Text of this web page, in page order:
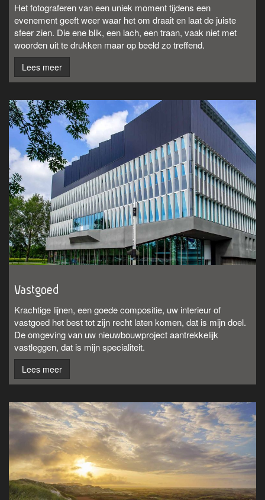
Het fotograferen van een uniek moment tijdens een
evenement geeft weer waar het om draait en laat de juiste
sfeer zien. Die ene blik, een lach, een traan, vaak niet met
woorden uit te drukken maar op beeld zo treffend.
Lees meer
Vastgoed
Krachtige lijnen, een goede compositie, uw interieur of
vastgoed het best tot zijn recht laten komen, dat is mijn doel.
De omgeving van uw nieuwbouwproject aantrekkelijk
vastleggen, dat is mijn specialiteit.
Lees meer